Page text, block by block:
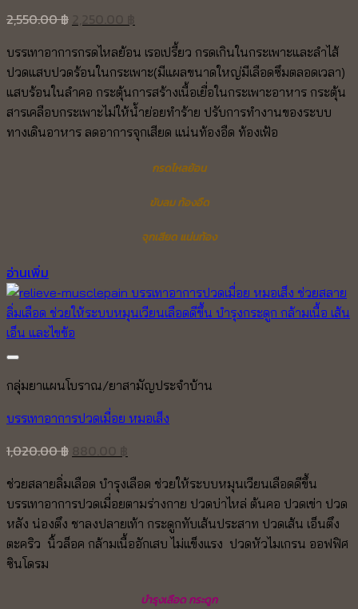
2,550.00฿
was:
2,550.00 ฿.
is:
2,250.00 ฿.
บรรเทาอาการกรดไหลย้อน เรอเปรี้ยว กรดเกินในกระเพาะและลำไส้
ปวดแสบปวดร้อนในกระเพาะ(มีแผลขนาดใหญ่มีเลือดซึมตลอดเวลา)
แสบร้อนในลำคอ กระตุ้นการสร้างเนื้อเยื่อในกระเพาะอาหาร กระตุ้น
สารเคลือบกระเพาะไม่ให้น้ำย่อยทำร้าย ปรับการทำงานของระบบ
ทางเดินอาหาร ลดอาการจุกเสียด แน่นท้องอืด ท้องเฟ้อ
กรดไหลย้อน
ขับลม ท้องอืด
จุกเสียด แน่นท้อง
อ่านเพิ่ม
กลุ่มยาแผนโบราณ/ยาสามัญประจำบ้าน
บรรเทาอาการปวดเมื่อย หมอเส็ง
1,020.00฿
was:
1,020.00 ฿.
is:
880.00 ฿.
ช่วยสลายลิ่มเลือด บำรุงเลือด ช่วยให้ระบบหมุนเวียนเลือดดีขึ้น
บรรเทาอาการปวดเมื่อยตามร่างกาย ปวดบ่าไหล่ ต้นคอ ปวดเข่า ปวด
หลัง น่องตึง ชาลงปลายเท้า กระดูกทับเส้นประสาท ปวดเส้น เอ็นตึง
ตะคริว นิ้วล็อค กล้ามเนื้ออักเสบ ไม่แข็งแรง ปวดหัวไมเกรน ออฟฟิศ
ซินโดรม
บำรุงเลือด กระดูก